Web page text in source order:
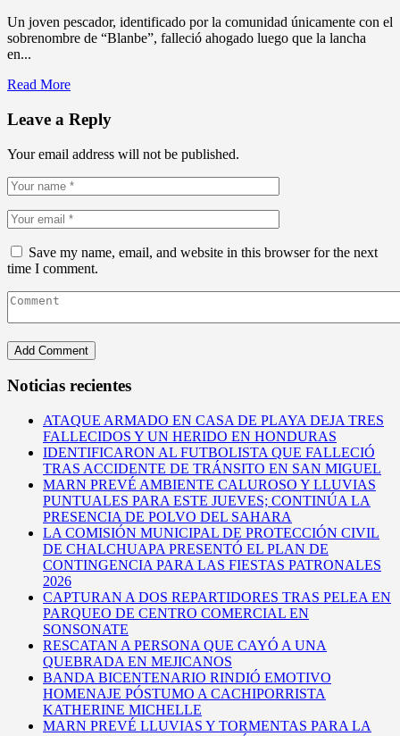
Un joven pescador, identificado por la comunidad únicamente con el
sobrenombre de “Blanbe”, falleció ahogado luego que la lancha
en...
Read More
Leave a Reply
Your email address will not be published.
Save my name, email, and website in this browser for the next
time I comment.
Noticias recientes
ATAQUE ARMADO EN CASA DE PLAYA DEJA TRES
FALLECIDOS Y UN HERIDO EN HONDURAS
IDENTIFICARON AL FUTBOLISTA QUE FALLECIÓ
TRAS ACCIDENTE DE TRÁNSITO EN SAN MIGUEL
MARN PREVÉ AMBIENTE CALUROSO Y LLUVIAS
PUNTUALES PARA ESTE JUEVES; CONTINÚA LA
PRESENCIA DE POLVO DEL SAHARA
LA COMISIÓN MUNICIPAL DE PROTECCIÓN CIVIL
DE CHALCHUAPA PRESENTÓ EL PLAN DE
CONTINGENCIA PARA LAS FIESTAS PATRONALES
2026
CAPTURAN A DOS REPARTIDORES TRAS PELEA EN
PARQUEO DE CENTRO COMERCIAL EN
SONSONATE
RESCATAN A PERSONA QUE CAYÓ A UNA
QUEBRADA EN MEJICANOS
BANDA BICENTENARIO RINDIÓ EMOTIVO
HOMENAJE PÓSTUMO A CACHIPORRISTA
KATHERINE MICHELLE
MARN PREVÉ LLUVIAS Y TORMENTAS PARA LA